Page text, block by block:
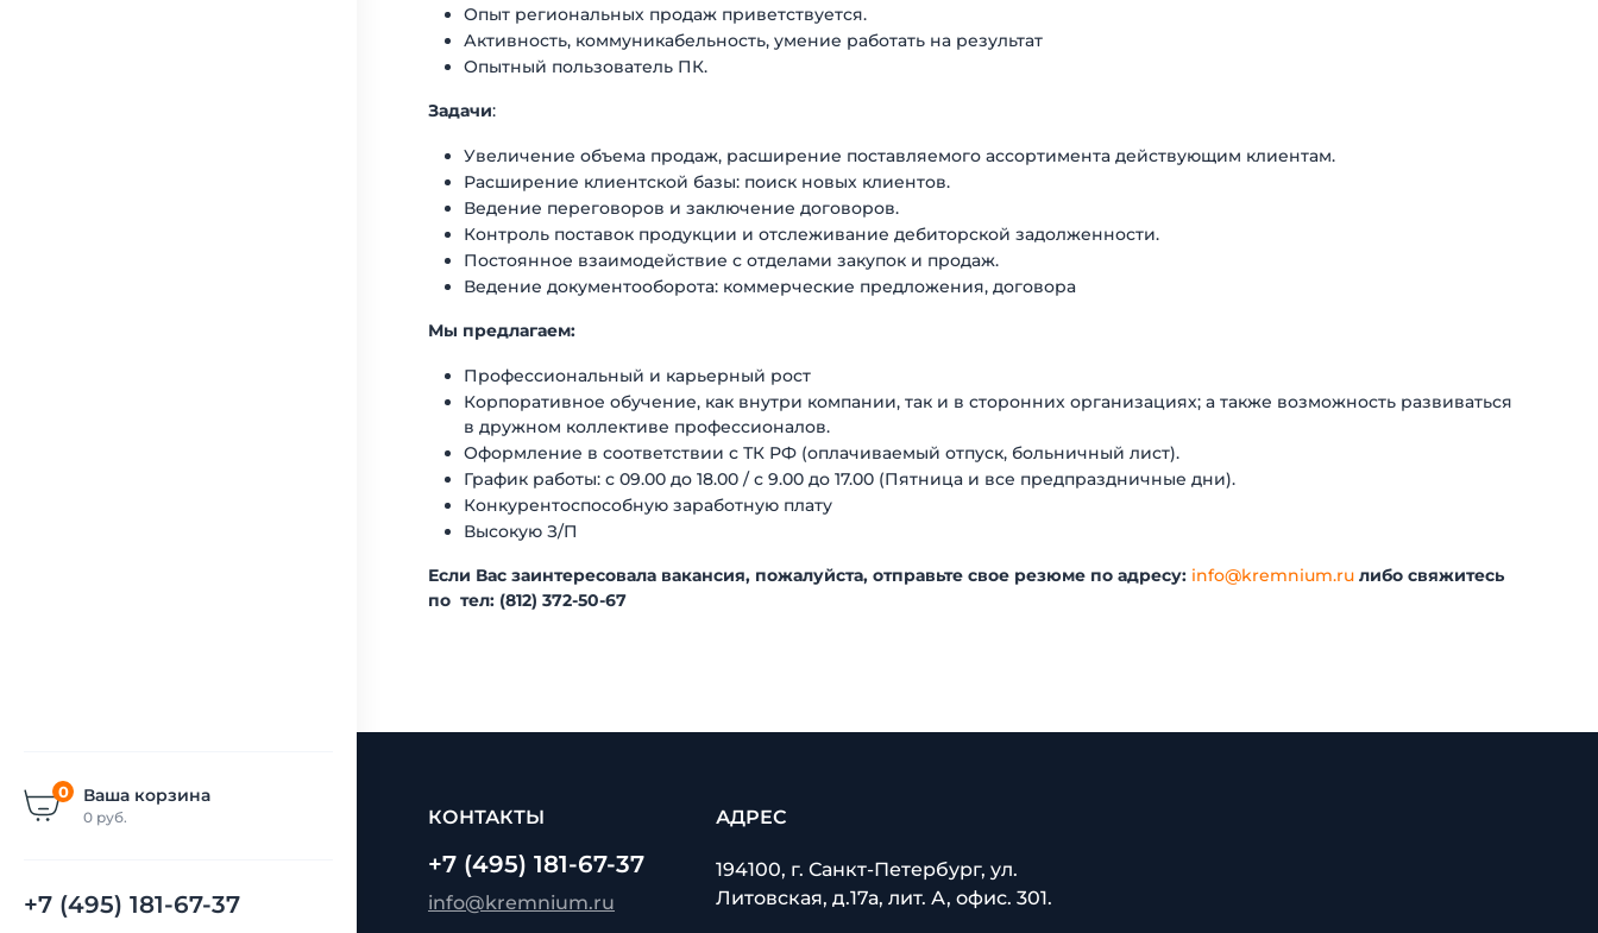
0 Ваша корзина
0 руб.
+7 (495) 181-67-37
Опыт региональных продаж приветствуется.
Активность, коммуникабельность, умение работать на результат
Опытный пользователь ПК.
Задачи:
Увеличение объема продаж, расширение поставляемого ассортимента действующим клиентам.
Расширение клиентской базы: поиск новых клиентов.
Ведение переговоров и заключение договоров.
Контроль поставок продукции и отслеживание дебиторской задолженности.
Постоянное взаимодействие с отделами закупок и продаж.
Ведение документооборота: коммерческие предложения, договора
Мы предлагаем:
Профессиональный и карьерный рост
Корпоративное обучение, как внутри компании, так и в сторонних организациях; а также возможность развиваться
в дружном коллективе профессионалов.
Оформление в соответствии с ТК РФ (оплачиваемый отпуск, больничный лист).
График работы: с 09.00 до 18.00 / с 9.00 до 17.00 (Пятница и все предпраздничные дни).
Конкурентоспособную заработную плату
Высокую З/П
Если Вас заинтересовала вакансия, пожалуйста, отправьте свое резюме по адресу: info@kremnium.ru либо свяжитесь
по тел: (812) 372-50-67
КОНТАКТЫ
+7 (495) 181-67-37
info@kremnium.ru
АДРЕС
194100, г. Санкт-Петербург, ул.
Литовская, д.17а, лит. А, офис. 301.